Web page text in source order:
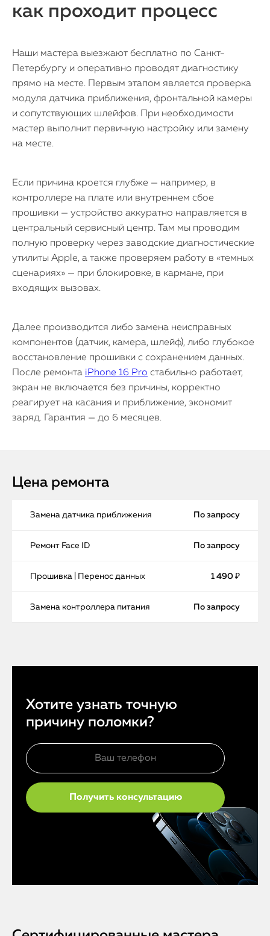
как проходит процесс
Наши мастера выезжают бесплатно по Санкт-
Петербургу и оперативно проводят диагностику
прямо на месте. Первым этапом является проверка
модуля датчика приближения, фронтальной камеры
и сопутствующих шлейфов. При необходимости
мастер выполнит первичную настройку или замену
на месте.
Если причина кроется глубже — например, в
контроллере на плате или внутреннем сбое
прошивки — устройство аккуратно направляется в
центральный сервисный центр. Там мы проводим
полную проверку через заводские диагностические
утилиты Apple, а также проверяем работу в «темных
сценариях» — при блокировке, в кармане, при
входящих вызовах.
Далее производится либо замена неисправных
компонентов (датчик, камера, шлейф), либо глубокое
восстановление прошивки с сохранением данных.
После ремонта iPhone 16 Pro стабильно работает,
экран не включается без причины, корректно
реагирует на касания и приближение, экономит
заряд. Гарантия — до 6 месяцев.
Цена ремонта
Замена датчика приближения По запросу
Ремонт Face ID По запросу
Прошивка | Перенос данных 1 490 ₽
Замена контроллера питания По запросу
Хотите узнать точную
причину поломки?